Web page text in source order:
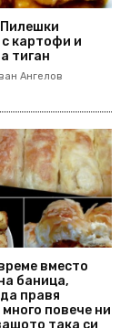
картофи и
тиган
Ангелов
вместо
баница,
правя
повече ни
така си